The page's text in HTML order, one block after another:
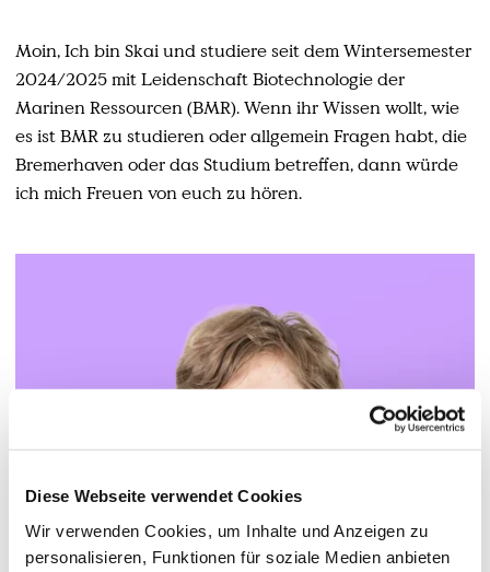
Diese Webseite verwendet Cookies
Wir verwenden Cookies, um Inhalte und Anzeigen zu
personalisieren, Funktionen für soziale Medien anbieten
Moin, Ich bin Skai und studiere seit dem Wintersemester
2024/2025 mit Leidenschaft Biotechnologie der
Marinen Ressourcen (BMR). Wenn ihr Wissen wollt, wie
es ist BMR zu studieren oder allgemein Fragen habt, die
Bremerhaven oder das Studium betreffen, dann würde
ich mich Freuen von euch zu hören.